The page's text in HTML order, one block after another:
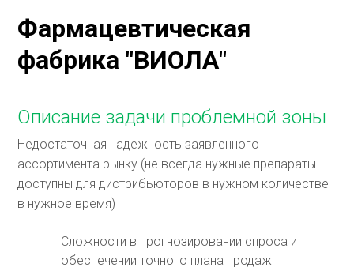
Фармацевтическая
фабрика "ВИОЛА"
Описание задачи проблемной зоны
Недостаточная надежность заявленного
ассортимента рынку (не всегда нужные препараты
доступны для дистрибьюторов в нужном количестве
в нужное время)
Сложности в прогнозировании спроса и
обеспечении точного плана продаж